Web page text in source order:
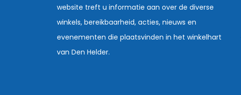
website treft u informatie aan over de diverse
winkels, bereikbaarheid, acties, nieuws en
evenementen die plaatsvinden in het winkelhart
van Den Helder.